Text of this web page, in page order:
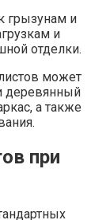
грызунам и
и
отделки.
может
деревянный
а также
при